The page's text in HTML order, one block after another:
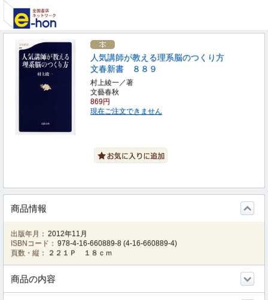
人気講師が教える理系脳のつくり方
文春新書 ８８９
村上綾一／著
文藝春秋
869円
現在ご注文できません
商品情報
出版年月： 2012年11月
ISBNコード： 978-4-16-660889-8 (4-16-660889-4)
頁数・縦：
２２１Ｐ １８ｃｍ
商品の内容